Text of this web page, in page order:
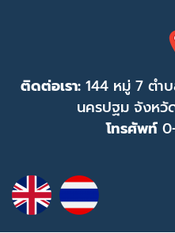
ติดต่อเรา: 144 หมู่ 7 ตำ
นครปฐม จังห
โทรศัพท์